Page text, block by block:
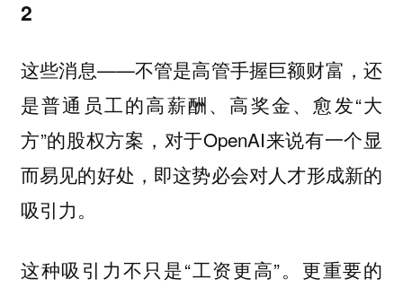
2
这些消息——不管是高管手握巨额财富，还
是普通员工的高薪酬、高奖金、愈发“大
方”的股权方案，对于OpenAI来说有一个显
而易见的好处，即这势必会对人才形成新的
吸引力。
这种吸引力不只是“工资更高”。更重要的